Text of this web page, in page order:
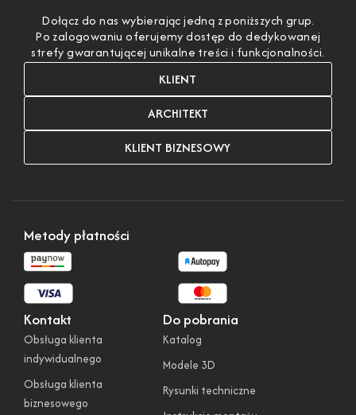
Dołącz do nas wybierając jedną z poniższych grup.
Po zalogowaniu oferujemy dostęp do dedykowanej
strefy gwarantującej unikalne treści i funkcjonalności.
KLIENT
ARCHITEKT
KLIENT BIZNESOWY
Kontakt
Obsługa klienta
indywidualnego
Obsługa klienta
biznesowego
Do pobrania
Katalog
Modele 3D
Rysunki techniczne
Metody płatności